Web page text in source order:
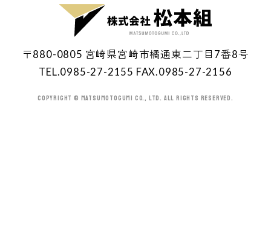
〒880-0805 宮崎県宮崎市橘通東二丁目7番8号
TEL.0985-27-2155 FAX.0985-27-2156
Copyright © MATSUMOTOGUMI Co., Ltd. All Rights Reserved.